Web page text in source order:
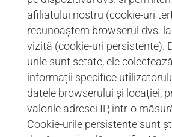
afiliatului nostru (cookie-uri
recunoaștem browserul dvs.
vizită (cookie-uri persistente).
urile sunt setate, ele
informații specifice
datele browserului și locației,
valorile adresei IP, într-o
Cookie-urile persistente sunt